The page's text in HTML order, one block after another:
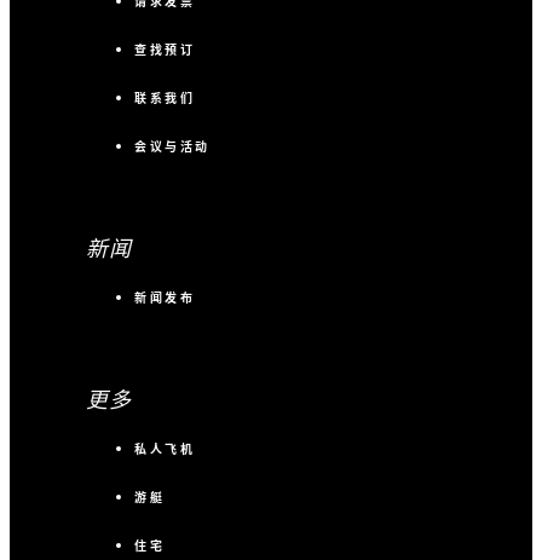
查找预订
联系我们
会议与活动
新闻
新闻发布
更多
私人飞机
游艇
住宅